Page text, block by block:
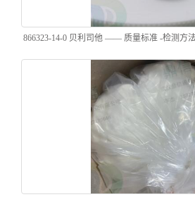
866323-14-0 贝利司他 —— 质量标准 -检测方
化学试剂 -鼎信通李